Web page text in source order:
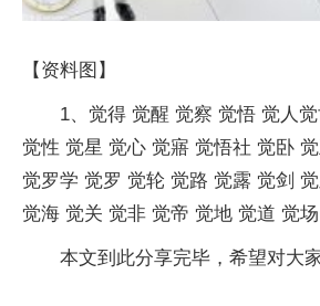
【资料图】
1、觉得 觉醒 觉察 觉悟 觉人
觉性 觉星 觉心 觉寤 觉悟社 觉卧
觉罗学 觉罗 觉轮 觉路 觉露 觉剑
觉海 觉关 觉非 觉帝 觉地 觉道 觉场
本文到此分享完毕，希望对大